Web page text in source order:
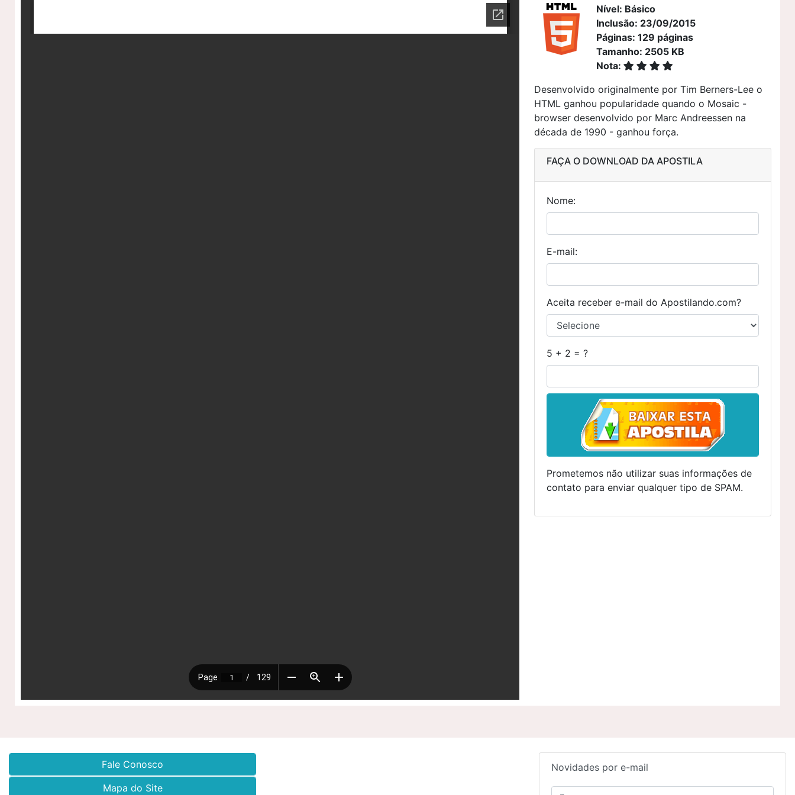
Nível: Básico
Inclusão: 23/09/2015
Páginas: 129 páginas
Tamanho: 2505 KB
Nota:
Desenvolvido originalmente por Tim Berners-Lee o
HTML ganhou popularidade quando o Mosaic -
browser desenvolvido por Marc Andreessen na
década de 1990 - ganhou força.
FAÇA O DOWNLOAD DA APOSTILA
Nome:
E-mail:
Aceita receber e-mail do Apostilando.com?
5 + 2 = ?
Prometemos não utilizar suas informações de
contato para enviar qualquer tipo de SPAM.
Fale Conosco
Mapa do Site
Novidades por e-mail